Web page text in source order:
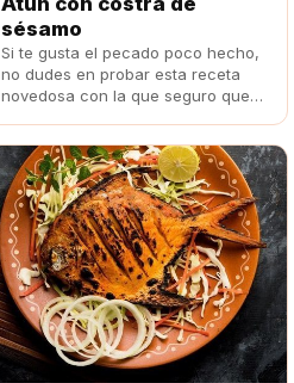
sésamo
Si te gusta el pecado poco hecho,
no dudes en probar esta receta
novedosa con la que seguro que